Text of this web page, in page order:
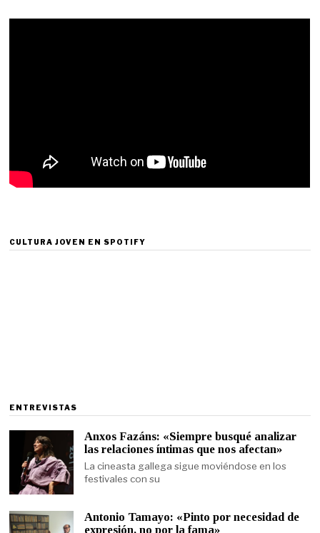
CULTURA JOVEN EN SPOTIFY
ENTREVISTAS
Anxos Fazáns: «Siempre busqué analizar
las relaciones íntimas que nos afectan»
La cineasta gallega sigue moviéndose en los
festivales con su
Antonio Tamayo: «Pinto por necesidad de
expresión, no por la fama»